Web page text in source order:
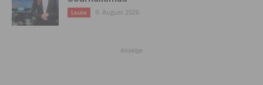
Leute 9. August 2026
Anzeige